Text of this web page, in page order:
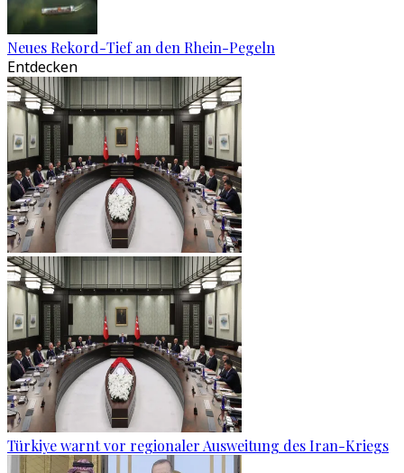
Neues Rekord-Tief an den Rhein-Pegeln
Entdecken
Türkiye warnt vor regionaler Ausweitung des Iran-Kriegs